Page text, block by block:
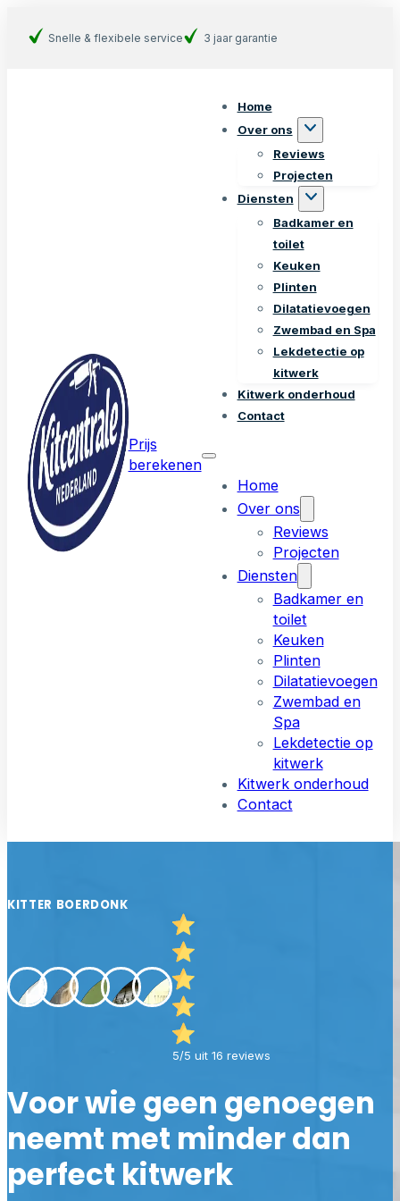
Snelle & flexibele service 3 jaar garantie
Home
Over ons
Reviews
Projecten
Diensten
Badkamer en
toilet
Keuken
Plinten
Dilatatievoegen
Zwembad en Spa
Lekdetectie op
kitwerk
Kitwerk onderhoud
Contact
Home
Over ons
Reviews
Projecten
Diensten
Badkamer en
toilet
Keuken
Plinten
Dilatatievoegen
Zwembad en
Spa
Lekdetectie op
kitwerk
Kitwerk onderhoud
Contact
Prijs
berekenen
KITTER BOERDONK
5/5 uit 16 reviews
Voor wie geen genoegen
neemt met minder dan
perfect kitwerk